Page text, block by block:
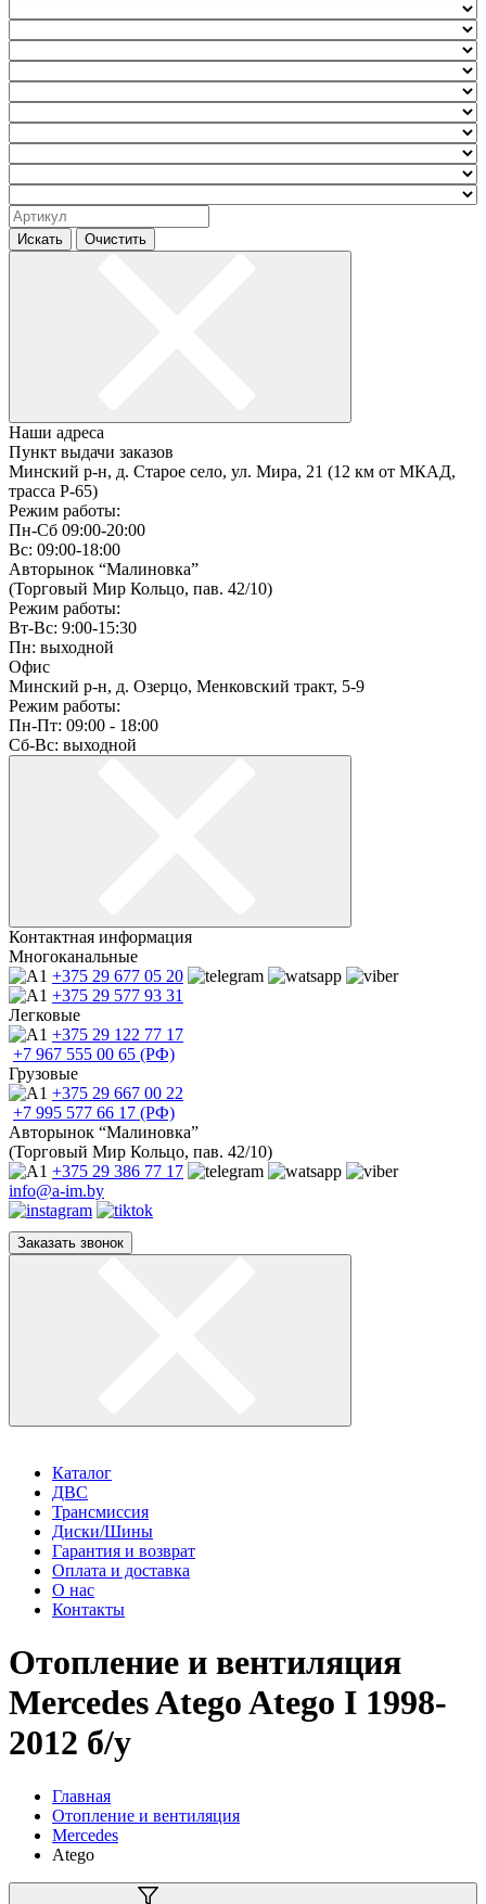
Искать Очистить
Наши адреса
Пункт выдачи заказов
Минский р-н, д. Старое село, ул. Мира, 21 (12 км от МКАД,
трасса P-65)
Режим работы:
Пн-Сб 09:00-20:00
Вс: 09:00-18:00
Авторынок “Малиновка”
(Торговый Мир Кольцо, пав. 42/10)
Режим работы:
Вт-Вс: 9:00-15:30
Пн: выходной
Офис
Минский р-н, д. Озерцо, Менковский тракт, 5-9
Режим работы:
Пн-Пт: 09:00 - 18:00
Сб-Вс: выходной
Контактная информация
Многоканальные
+375 29 677 05 20
+375 29 577 93 31
Легковые
+375 29 122 77 17
+7 967 555 00 65 (РФ)
Грузовые
+375 29 667 00 22
+7 995 577 66 17 (РФ)
Авторынок “Малиновка”
(Торговый Мир Кольцо, пав. 42/10)
+375 29 386 77 17
info@a-im.by
Заказать звонок
Каталог
ДВС
Трансмиссия
Диски/Шины
Гарантия и возврат
Оплата и доставка
О нас
Контакты
Отопление и вентиляция
Mercedes Atego Atego I 1998-
2012 б/у
Главная
Отопление и вентиляция
Mercedes
Atego